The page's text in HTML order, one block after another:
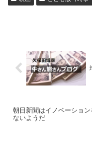
朝日新聞はイノベーショ
ないようだ